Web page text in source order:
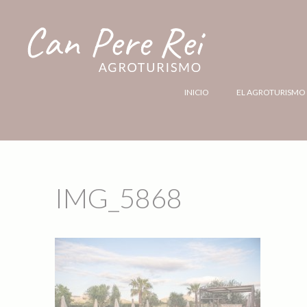
INICIO EL AGROTURISMO
IMG_5868